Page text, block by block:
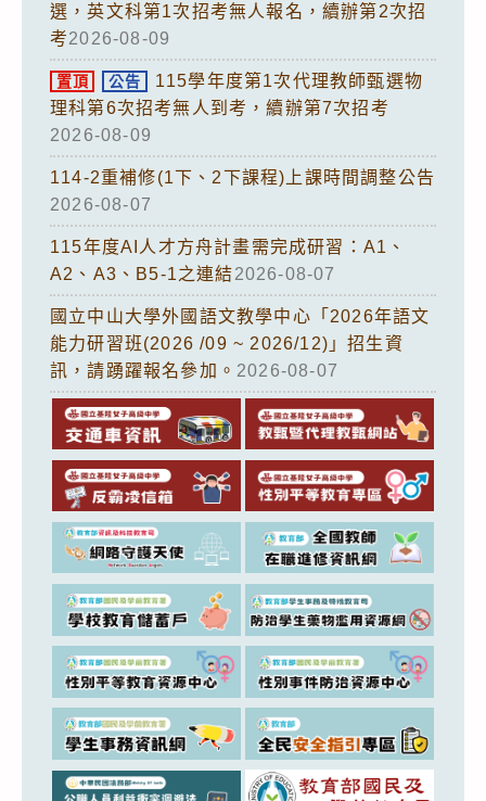
選，英文科第1次招考無人報名，續辦第2次招
考2026-08-09
置頂 公告
115學年度第1次代理教師甄選物
理科第6次招考無人到考，續辦第7次招考
2026-08-09
114-2重補修(1下、2下課程)上課時間調整公告
2026-08-07
115年度AI人才方舟計畫需完成研習：A1、
A2、A3、B5-1之連結2026-08-07
國立中山大學外國語文教學中心「2026年語文
能力研習班(2026 /09 ~ 2026/12)」招生資
訊，請踴躍報名參加。 2026-08-07